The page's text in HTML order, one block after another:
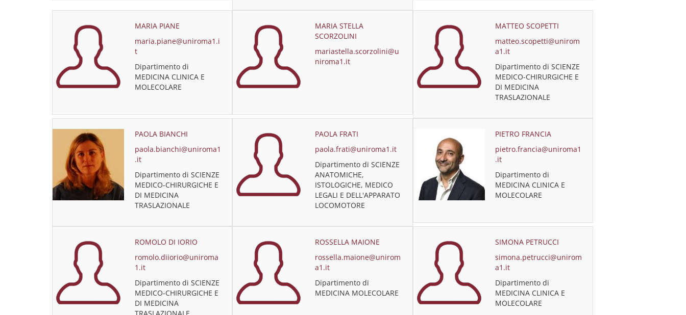
MARIA PIANE
maria.piane@uniroma1.i
t
Dipartimento di
MEDICINA CLINICA E
MOLECOLARE
MARIA STELLA
SCORZOLINI
mariastella.scorzolini@u
niroma1.it
MATTEO SCOPETTI
matteo.scopetti@unirom
a1.it
Dipartimento di SCIENZE
MEDICO-CHIRURGICHE E
DI MEDICINA
TRASLAZIONALE
PAOLA BIANCHI
paola.bianchi@uniroma1
.it
Dipartimento di SCIENZE
MEDICO-CHIRURGICHE E
DI MEDICINA
TRASLAZIONALE
PAOLA FRATI
paola.frati@uniroma1.it
Dipartimento di SCIENZE
ANATOMICHE,
ISTOLOGICHE, MEDICO
LEGALI E DELL'APPARATO
LOCOMOTORE
PIETRO FRANCIA
pietro.francia@uniroma1
.it
Dipartimento di
MEDICINA CLINICA E
MOLECOLARE
ROMOLO DI IORIO
romolo.diiorio@uniroma
1.it
Dipartimento di SCIENZE
MEDICO-CHIRURGICHE E
DI MEDICINA
ROSSELLA MAIONE
rossella.maione@unirom
a1.it
Dipartimento di
MEDICINA MOLECOLARE
SIMONA PETRUCCI
simona.petrucci@unirom
a1.it
Dipartimento di
MEDICINA CLINICA E
MOLECOLARE